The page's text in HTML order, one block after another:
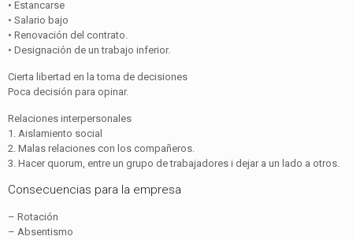
• Estancarse
• Salario bajo
• Renovación del contrato.
• Designación de un trabajo inferior.
Cierta libertad en la toma de decisiones
Poca decisión para opinar.
Relaciones interpersonales
1. Aislamiento social
2. Malas relaciones con los compañeros.
3. Hacer quorum, entre un grupo de trabajadores i dejar a un lado a otros.
Consecuencias para la empresa
– Rotación
– Absentismo